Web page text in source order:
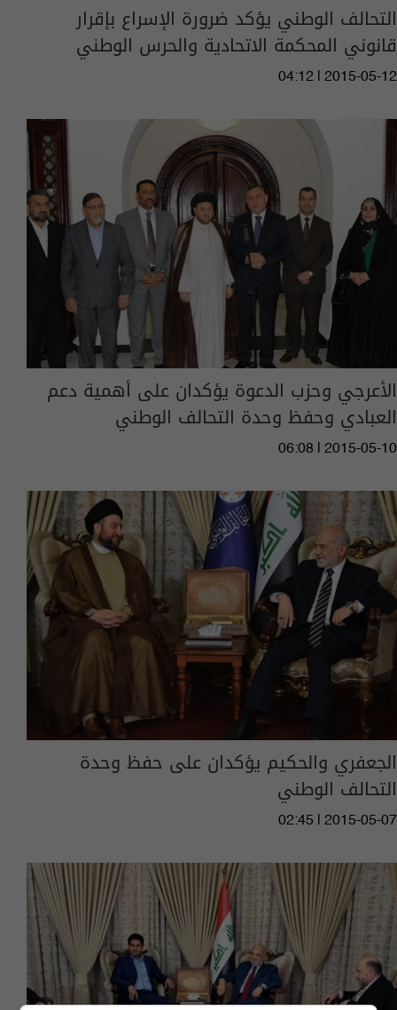
التحالف الوطني يؤكد ضرورة الإسراع بإقرار
قانوني المحكمة الاتحادية والحرس الوطني
04:12 | 2015-05-12
الأعرجي وحزب الدعوة يؤكدان على أهمية دعم
العبادي وحفظ وحدة التحالف الوطني
06:08 | 2015-05-10
الجعفري والحكيم يؤكدان على حفظ وحدة
التحالف الوطني
02:45 | 2015-05-07